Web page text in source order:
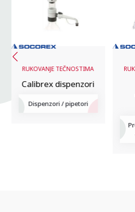
RUKOVANJE TEČNOSTIMA
Calibrex dispenzori
Dispenzori / pipetori